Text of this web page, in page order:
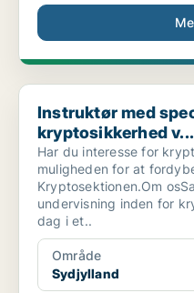
Instruktør med speciale i
Instruktør med
kryptosikkerhed v...
Har du interesse for
muligheden for at
Kryptosektionen.Om
undervisning inden for
dag i et..
Område
Sydjylland